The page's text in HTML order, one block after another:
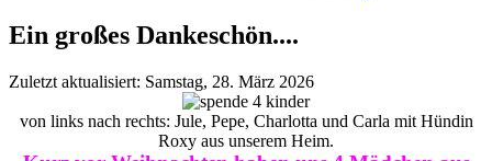
Ein großes Dankeschön....
Zuletzt aktualisiert: Samstag, 28. März 2026
von links nach rechts: Jule, Pepe, Charlotta und Carla mit Hündin
Roxy aus unserem Heim.